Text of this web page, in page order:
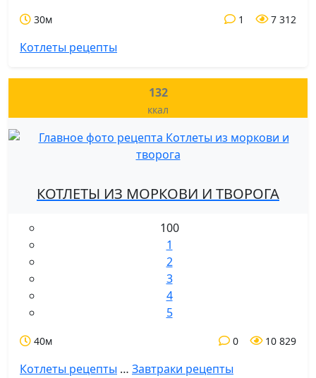
30м 7 312
1
Котлеты рецепты
132
ккал
КОТЛЕТЫ ИЗ МОРКОВИ И ТВОРОГА
100
1
2
3
4
5
40м 10 829
0
Котлеты рецепты … Завтраки рецепты